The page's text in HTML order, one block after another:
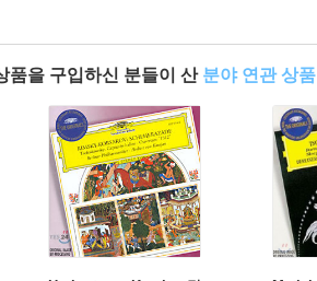
품을 구입하신 분들이 산 분야 연관 상품